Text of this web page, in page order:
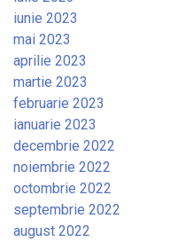
iunie 2023
mai 2023
aprilie 2023
martie 2023
februarie 2023
ianuarie 2023
decembrie 2022
noiembrie 2022
octombrie 2022
septembrie 2022
august 2022